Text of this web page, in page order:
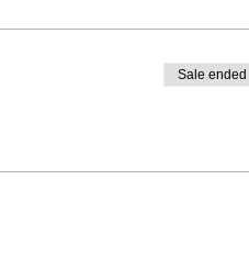
Sale ended